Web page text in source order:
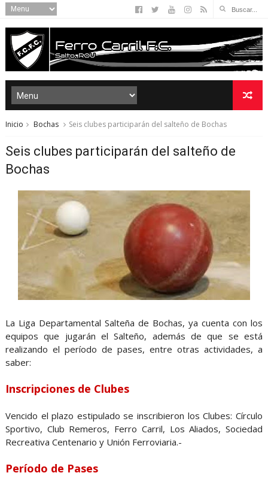
Inicio Bochas Seis clubes participarán del salteño de Bochas
Seis clubes participarán del salteño de
Bochas
La Liga Departamental Salteña de Bochas, ya cuenta con los
equipos que jugarán el Salteño, además de que se está
realizando el período de pases, entre otras actividades, a
saber:
Inscripciones de Clubes
Vencido el plazo estipulado se inscribieron los Clubes: Círculo
Sportivo, Club Remeros, Ferro Carril, Los Aliados, Sociedad
Recreativa Centenario y Unión Ferroviaria.-
Período de Pases